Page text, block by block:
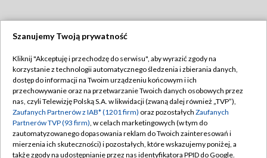
TVP
Abonament TVP
Emisja w TVP
Centrum informacji TVP
Naziemna Telewizja Cyfrowa
Regulamin TVP
Polityka prywatności
Moje zgody
Pomoc
Szanujemy Twoją prywatność
Kliknij "Akceptuję i przechodzę do serwisu", aby wyrazić zgody na
korzystanie z technologii automatycznego śledzenia i zbierania danych,
dostęp do informacji na Twoim urządzeniu końcowym i ich
przechowywanie oraz na przetwarzanie Twoich danych osobowych przez
nas, czyli Telewizję Polską S.A. w likwidacji (zwaną dalej również „TVP”),
Zaufanych Partnerów z IAB* (1201 firm) oraz pozostałych Zaufanych
Partnerów TVP (93 firm), w celach marketingowych (w tym do
zautomatyzowanego dopasowania reklam do Twoich zainteresowań i
mierzenia ich skuteczności) i pozostałych, które wskazujemy poniżej, a
także zgody na udostępnianie przez nas identyfikatora PPID do Google.